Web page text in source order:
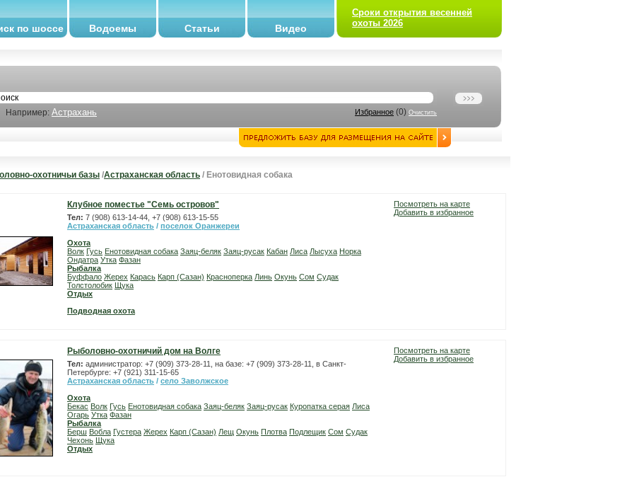
по шоссе Водоемы Статьи Видео
Сроки открытия весенней
охоты 2026
Астрахань Избранное (0) Очистить
охотничьи базы /Астраханская область / Енотовидная собака
Клубное поместье "Семь островов"
Тел: 7 (908) 613-14-44, +7 (908) 613-15-55
Астраханская область / поселок Оранжереи
Охота
Волк Гусь Енотовидная собака Заяц-беляк Заяц-русак Кабан Лиса Лысуха Норка
Ондатра Утка Фазан
Рыбалка
Буффало Жерех Карась Карп (Сазан) Красноперка Линь Окунь Сом Судак
Толстолобик Щука
Отдых
Подводная охота
Посмотреть на карте
Добавить в избранное
Рыболовно-охотничий дом на Волге
Тел: администратор: +7 (909) 373-28-11, на базе: +7 (909) 373-28-11, в Санкт-
Петербурге: +7 (921) 311-15-65
Астраханская область / село Заволжское
Охота
Бекас Волк Гусь Енотовидная собака Заяц-беляк Заяц-русак Куропатка серая Лиса
Огарь Утка Фазан
Рыбалка
Берш Вобла Густера Жерех Карп (Сазан) Лещ Окунь Плотва Подлещик Сом Судак
Чехонь Щука
Отдых
Посмотреть на карте
Добавить в избранное